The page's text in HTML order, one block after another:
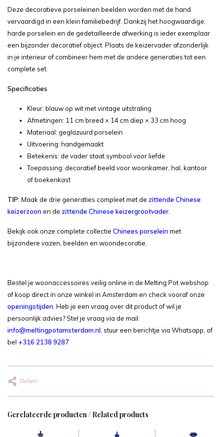
Deze decoratieve porseleinen beelden worden met de hand
vervaardigd in een klein familiebedrijf. Dankzij het hoogwaardige,
harde porselein en de gedetailleerde afwerking is ieder exemplaar
een bijzonder decoratief object. Plaats de keizervader afzonderlijk
in je interieur of combineer hem met de andere generaties tot een
complete set.
Specificaties
Kleur: blauw op wit met vintage uitstraling
Afmetingen: 11 cm breed × 14 cm diep × 33 cm hoog
Materiaal: geglazuurd porselein
Uitvoering: handgemaakt
Betekenis: de vader staat symbool voor liefde
Toepassing: decoratief beeld voor woonkamer, hal, kantoor
of boekenkast
TIP: Maak de drie generaties compleet met de zittende Chinese
keizerzoon en de zittende Chinese keizergrootvader.
Bekijk ook onze complete collectie Chinees porselein met
bijzondere vazen, beelden en woondecoratie.
Bestel je woonaccessoires veilig online in de Melting Pot webshop
of koop direct in onze winkel in Amsterdam en check vooraf onze
openingstijden. Heb je een vraag over dit product of wil je
persoonlijk advies? Stel je vraag via de mail:
info@meltingpotamsterdam.nl, stuur een berichtje via Whatsapp, of
bel +316 2138 9287
Delen
Gerelateerde producten / Related products